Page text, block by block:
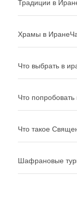
Традиции в
Храмы в Иране
Что выбрать в
Что
Что такое
Шафрановые